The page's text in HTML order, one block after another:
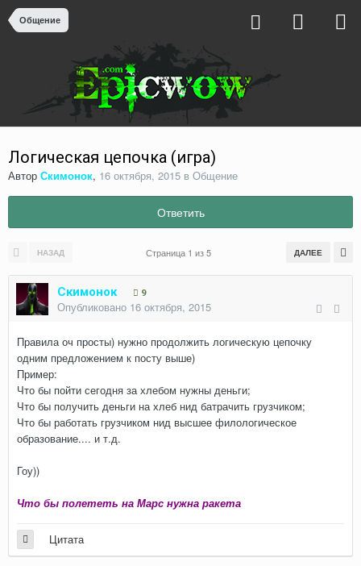
Общение
Логическая цепочка (игра)
Автор Скимонок, 16 октября, 2015 в Общение
Ответить
НАЗАД ДАЛЕЕ
Страница 1 из 5
Скимонок 9
Опубликовано 16 октября, 2015
Правила оч просты) нужно продолжить логическую цепочку
одним предложением к посту выше)
Пример:
Что бы пойти сегодня за хлебом нужны деньги;
Что бы получить деньги на хлеб нид батрачить грузчиком;
Что бы работать грузчиком нид высшее филологическое
образование.... и т.д.
Гоу))
Что бы полететь на Марс нужна ракета
Цитата